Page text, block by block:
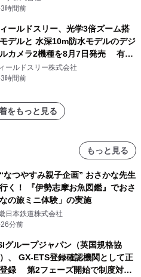
也メイキング動画公開 「もしAIが
信がある」「昨年の夏はカブトム
捕まえたり、虫と戦ったり…」
3時間前
ールドスリー、光学3倍ズーム搭
デルと 水深10m防水モデルのデジ
カメラ2機種を8月7日発売 有効
万画素、用途別に選べるコンデ
登場
ールドスリー株式会社
3時間前
をもっと見る
もっと見る
“なつやすみ親子企画” おさかな先生
く！ 『伊勢志摩お魚図鑑』でおさ
の旅ミニ体験」の実施
日本鉄道株式会社
26分前
グループジャパン（英国規格協
、 GX-ETS登録確認機関として正
録 第2フェーズ開始で制度対応